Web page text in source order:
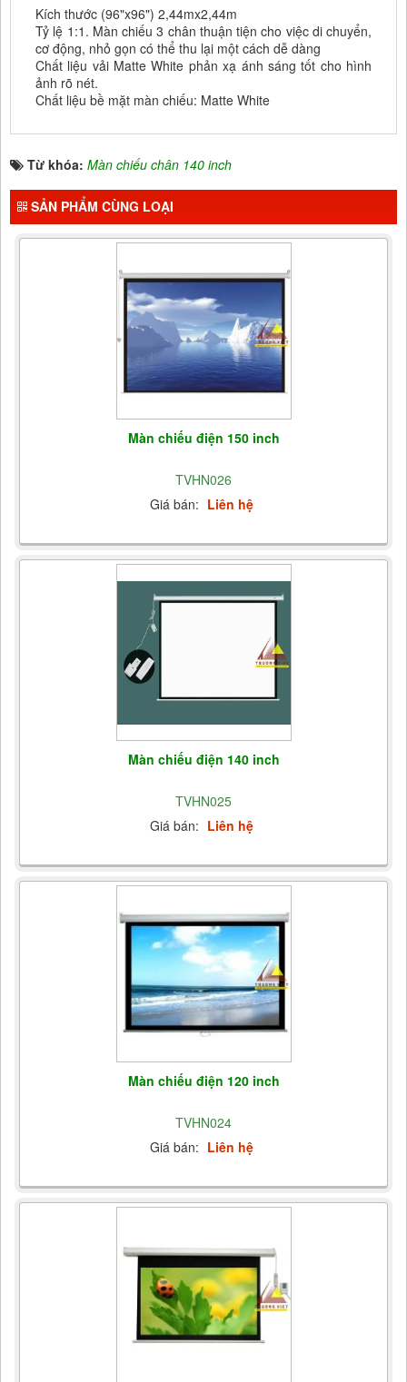
Kích thước (96"x96") 2,44mx2,44m
Tỷ lệ 1:1. Màn chiếu 3 chân thuận tiện cho việc di chuyển,
cơ động, nhỏ gọn có thể thu lại một cách dễ dàng
Chất liệu vải Matte White phản xạ ánh sáng tốt cho hình
ảnh rõ nét.
Chất liệu bề mặt màn chiếu: Matte White
Từ khóa: Màn chiếu chân 140 inch
SẢN PHẨM CÙNG LOẠI
Màn chiếu điện 150 inch
TVHN026
Giá bán: Liên hệ
Màn chiếu điện 140 inch
TVHN025
Giá bán: Liên hệ
Màn chiếu điện 120 inch
TVHN024
Giá bán: Liên hệ